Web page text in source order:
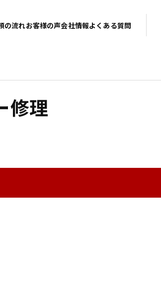
の流れお客様の声会社情報よくある質問
修理